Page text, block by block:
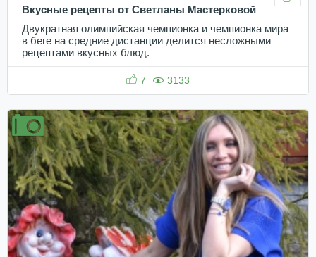
Вкусные рецепты от Светланы Мастерковой
Двукратная олимпийская чемпионка и чемпионка мира
в беге на средние дистанции делится несложными
рецептами вкусных блюд.
7 3133